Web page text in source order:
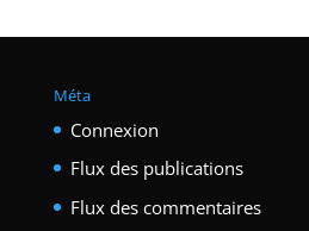
Méta
Connexion
Flux des publications
Flux des commentaires